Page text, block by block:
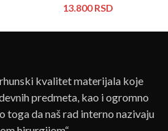
13.800RSD
kvalitet materijala koje
predmeta, kao i ogromno
toga da naš rad interno nazivaju